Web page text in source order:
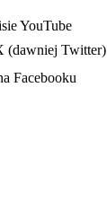
YouTube
(dawniej Twitter)
Facebooku